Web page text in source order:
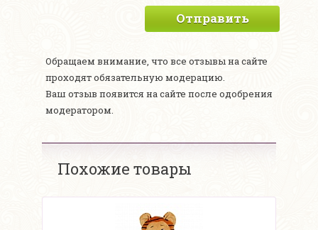
Отправить
Обращаем внимание, что все отзывы на сайте
проходят обязательную модерацию.
Ваш отзыв появится на сайте после одобрения
модератором.
Похожие товары